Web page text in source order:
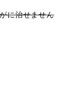
に治せません